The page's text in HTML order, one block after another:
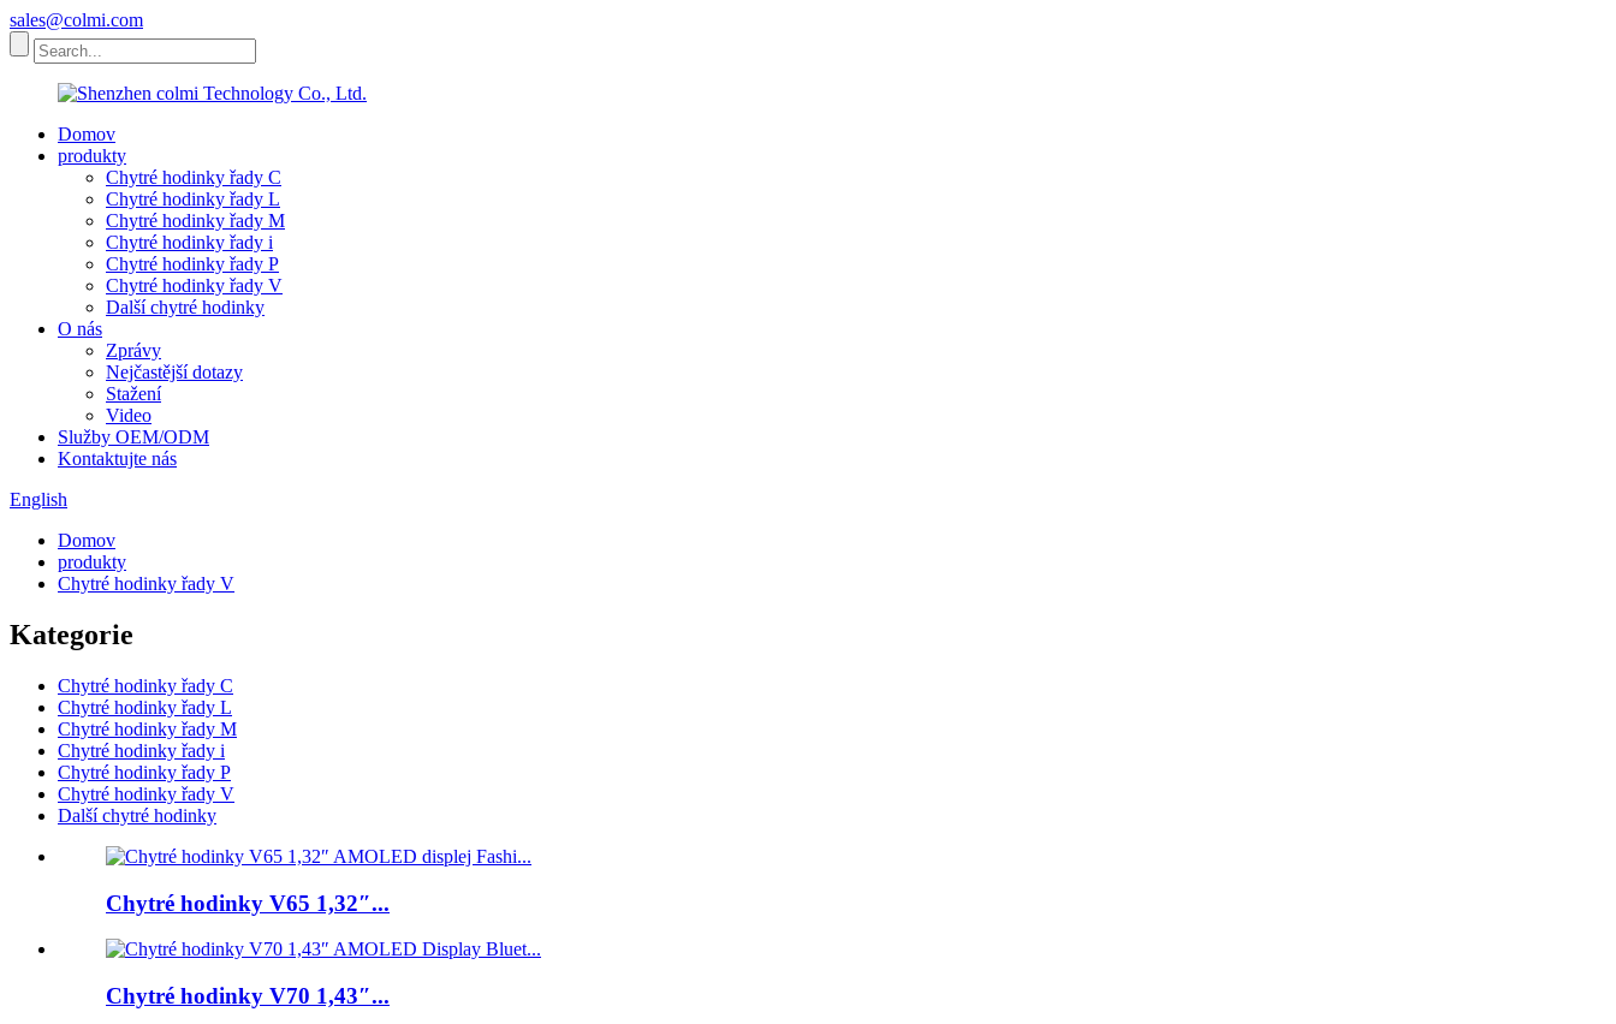
sales@colmi.com
Domov
produkty
Chytré hodinky řady C
Chytré hodinky řady L
Chytré hodinky řady M
Chytré hodinky řady i
Chytré hodinky řady P
Chytré hodinky řady V
Další chytré hodinky
O nás
Zprávy
Nejčastější dotazy
Stažení
Video
Služby OEM/ODM
Kontaktujte nás
English
Domov
produkty
Chytré hodinky řady V
Kategorie
Chytré hodinky řady C
Chytré hodinky řady L
Chytré hodinky řady M
Chytré hodinky řady i
Chytré hodinky řady P
Chytré hodinky řady V
Další chytré hodinky
Chytré hodinky V65 1,32″...
Chytré hodinky V70 1,43″...